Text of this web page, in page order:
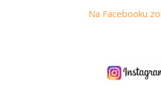
Na Facebooku